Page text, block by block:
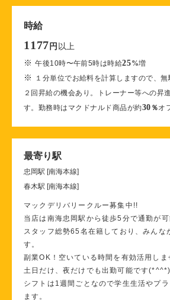
時給
1177 円 以上
※午後10時〜午前5時は時給25%増
※
１分単位でお給料を計算しますので、
２回昇給の機会あり。トレーナー等への昇
す。勤務時はマクドナルド商品が約30 ％オ
最寄り駅
忠岡駅 [南海本線]
春木駅 [南海本線]
マックデリバリークルー募集中!!
当店は南海忠岡駅から徒歩5分で通勤が可
スタッフ総勢65名在籍しており、みんな
す。
副業OK！空いている時間を有効活用しま
土日だけ、夜だけでも出勤可能です(*^^*)
シフトは1週間ごとなので学生生活やプ
ます。